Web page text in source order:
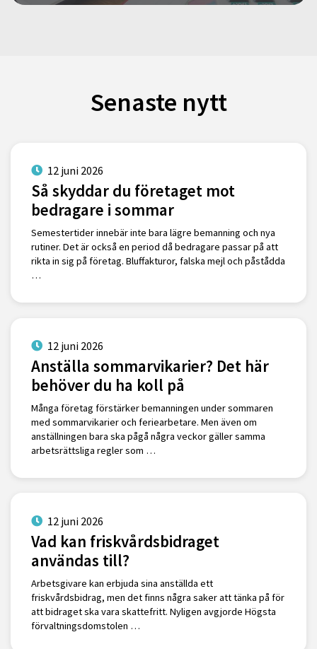
Senaste nytt
12 juni 2026
Så skyddar du företaget mot
bedragare i sommar
Semestertider innebär inte bara lägre bemanning och nya
rutiner. Det är också en period då bedragare passar på att
rikta in sig på företag. Bluffakturor, falska mejl och påstådda
…
12 juni 2026
Anställa sommarvikarier? Det här
behöver du ha koll på
Många företag förstärker bemanningen under sommaren
med sommarvikarier och feriearbetare. Men även om
anställningen bara ska pågå några veckor gäller samma
arbetsrättsliga regler som …
12 juni 2026
Vad kan friskvårdsbidraget
användas till?
Arbetsgivare kan erbjuda sina anställda ett
friskvårdsbidrag, men det finns några saker att tänka på för
att bidraget ska vara skattefritt. Nyligen avgjorde Högsta
förvaltningsdomstolen …